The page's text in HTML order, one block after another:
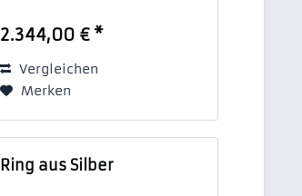
höchster handwerklicher
Präzision in der Ausführung.
2.344,00 € *
Vergleichen
Merken
Ring aus Silber